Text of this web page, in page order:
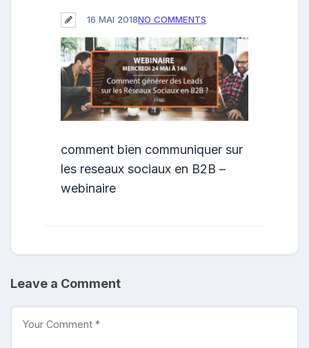
16 MAI 2018NO COMMENTS
comment bien communiquer sur
les reseaux sociaux en B2B –
webinaire
Leave a Comment